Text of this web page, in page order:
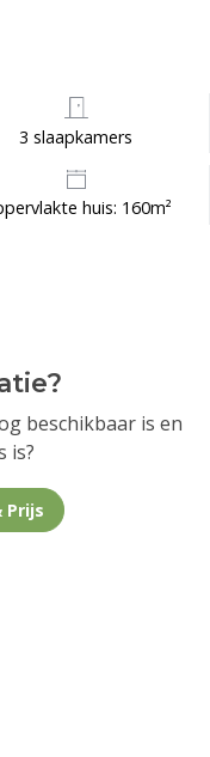
3 slaapkamers
huis: 160m²
beschikbaar is en
is?
Prijs